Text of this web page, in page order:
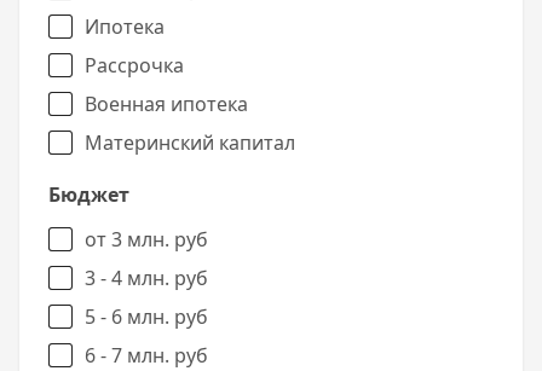
Ипотека
Рассрочка
Военная ипотека
Материнский капитал
Бюджет
от 3 млн. руб
3 - 4 млн. руб
5 - 6 млн. руб
6 - 7 млн. руб